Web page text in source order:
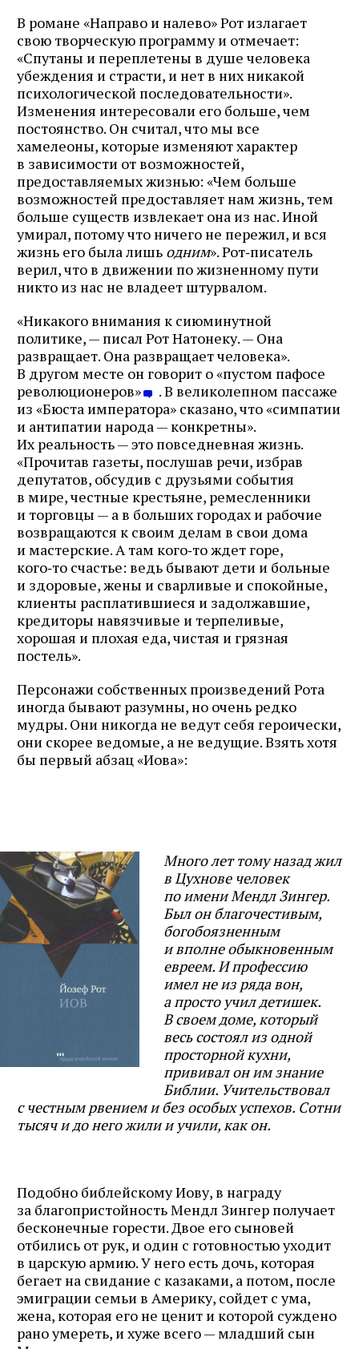
В романе «Направо и налево» Рот излагает
свою творческую программу и отмечает:
«Спутаны и переплетены в душе человека
убеждения и страсти, и нет в них никакой
психологической последовательности».
Изменения интересовали его больше, чем
постоянство. Он считал, что мы все
хамелеоны, которые изменяют характер
в зависимости от возможностей,
предоставляемых жизнью: «Чем больше
возможностей предоставляет нам жизнь, тем
больше существ извлекает она из нас. Иной
умирал, потому что ничего не пережил, и вся
жизнь его была лишь одним». Рот‑писатель
верил, что в движении по жизненному пути
никто из нас не владеет штурвалом.
«Никакого внимания к сиюминутной
политике, — писал Рот Натонеку. — Она
развращает. Она развращает человека».
В другом месте он говорит о «пустом пафосе
революционеров»
. В великолепном пассаже
из «Бюста императора» сказано, что «симпатии
и антипатии народа — конкретны».
Их реальность — это повседневная жизнь.
«Прочитав газеты, послушав речи, избрав
депутатов, обсудив с друзьями события
в мире, честные крестьяне, ремесленники
и торговцы — а в больших городах и рабочие
возвращаются к своим делам в свои дома
и мастерские. А там кого‑то ждет горе,
кого‑то счастье: ведь бывают дети и больные
и здоровые, жены и сварливые и спокойные,
клиенты расплатившиеся и задолжавшие,
кредиторы навязчивые и терпеливые,
хорошая и плохая еда, чистая и грязная
постель».
Персонажи собственных произведений Рота
иногда бывают разумны, но очень редко
мудры. Они никогда не ведут себя героически,
они скорее ведомые, а не ведущие. Взять хотя
бы первый абзац «Иова»:
Много лет тому назад жил
в Цухнове человек
по имени Мендл Зингер.
Был он благочестивым,
богобоязненным
и вполне обыкновенным
евреем. И профессию
имел не из ряда вон,
а просто учил детишек.
В своем доме, который
весь состоял из одной
просторной кухни,
прививал он им знание
Библии. Учительствовал
с честным рвением и без особых успехов. Сотни
тысяч и до него жили и учили, как он.
Подобно библейскому Иову, в награду
за благопристойность Мендл Зингер получает
бесконечные горести. Двое его сыновей
отбились от рук, и один с готовностью уходит
в царскую армию. У него есть дочь, которая
бегает на свидание с казаками, а потом, после
эмиграции семьи в Америку, сойдет с ума,
жена, которая его не ценит и которой суждено
рано умереть, и хуже всего — младший сын